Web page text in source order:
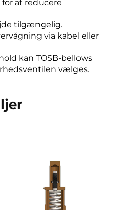
at reducere
tilgængelig.
via kabel eller
kan TOSB-bellows
vælges.